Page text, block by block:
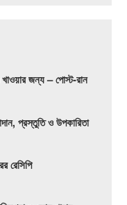
খাওয়ার জন্য – পোস্ট-রান
প্রস্তুতি ও উপকারিতা
রেসিপি